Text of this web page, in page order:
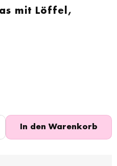
mit Löffel,
In den Warenkorb